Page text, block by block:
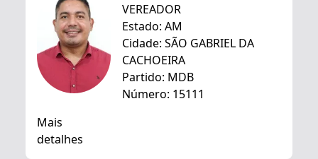
VEREADOR
Estado: AM
Cidade: SÃO GABRIEL DA
CACHOEIRA
Partido: MDB
Número: 15111
Mais
detalhes